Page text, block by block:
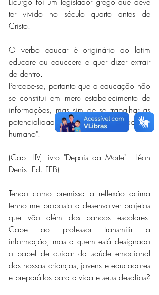
ter vivido no século quarto antes de
Cristo.
O verbo educar é originário do latim
educare ou educcere e quer dizer extrair
de dentro.
Percebe-se, portanto que a educação não
se constitui em mero estabelecimento de
informações, mas sim de se trabalhar as
potencialidades interiores de cada ser
humano".
(Cap. LIV, livro "Depois da Morte" - Léon
Denis. Ed. FEB)
Tendo como premissa a reflexão acima
tenho me proposto a desenvolver projetos
que vão além dos bancos escolares.
Cabe ao professor transmitir a
informação, mas a quem está designado
o papel de cuidar da saúde emocional
das nossas crianças, jovens e educadores
e prepará-los para a vida e seus desafios?